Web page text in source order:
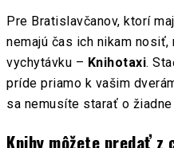
Pre Bratislavčanov, ktorí
nemajú čas ich nikam
vychytávku – Knihotaxi.
príde priamo k vašim
sa nemusíte starať o
Knihy môžete predať z